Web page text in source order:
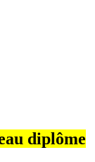
diplôme